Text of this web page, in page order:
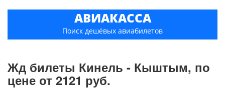
АВИАКАССА
Поиск дешёвых авиабилетов
Жд билеты Кинель - Кыштым, по
цене от 2121 руб.